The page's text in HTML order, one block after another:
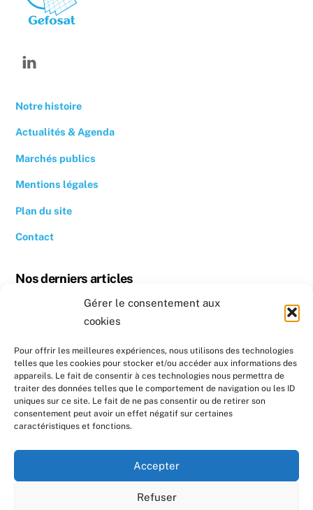
Gérer le consentement aux
cookies
Pour offrir les meilleures expériences, nous utilisons des technologies
telles que les cookies pour stocker et/ou accéder aux informations des
appareils. Le fait de consentir à ces technologies nous permettra de
traiter des données telles que le comportement de navigation ou les ID
uniques sur ce site. Le fait de ne pas consentir ou de retirer son
consentement peut avoir un effet négatif sur certaines
caractéristiques et fonctions.
Accepter
Refuser
Notre histoire
Actualités & Agenda
Marchés publics
Mentions légales
Plan du site
Contact
Nos derniers articles
Revoir la conférence « Quand se chauffer devient un luxe »
Nos prochains évènements
Formation : Réaliser un diagnostic sociotechnique au
domicile de ménages en précarité énergétique
Formation : Réaliser un diagnostic sociotechnique au
domicile de ménages en précarité énergétique